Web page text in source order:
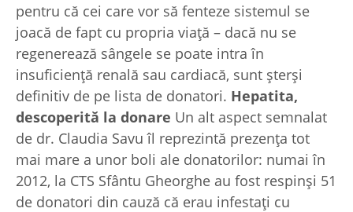
pentru că cei care vor să fenteze sistemul se
joacă de fapt cu propria viață – dacă nu se
regenerează sângele se poate intra în
insuficiență renală sau cardiacă, sunt șterși
definitiv de pe lista de donatori. Hepatita,
descoperită la donare Un alt aspect semnalat
de dr. Claudia Savu îl reprezintă prezența tot
mai mare a unor boli ale donatorilor: numai în
2012, la CTS Sfântu Gheorghe au fost respinși 51
de donatori din cauză că erau infestați cu